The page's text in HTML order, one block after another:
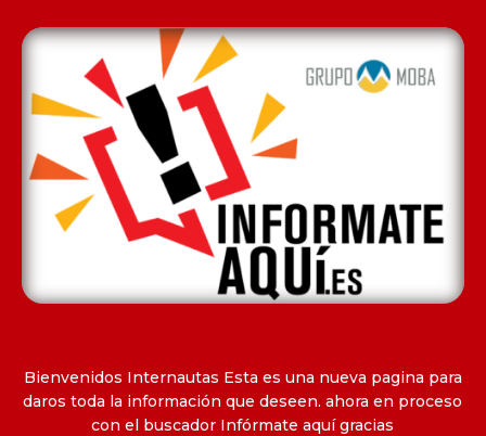
Bienvenidos Internautas Esta es una nueva pagina para
daros toda la información que deseen. ahora en proceso
con el buscador Infórmate aquí gracias